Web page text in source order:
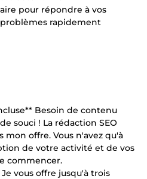
pour répondre à vos
rapidement
Besoin de contenu
souci ! La rédaction SEO
offre. Vous n'avez qu'à
de votre activité et de vos
commencer.
vous offre jusqu'à trois